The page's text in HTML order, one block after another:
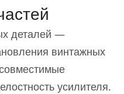
деталей —
винтажных
усилителя.